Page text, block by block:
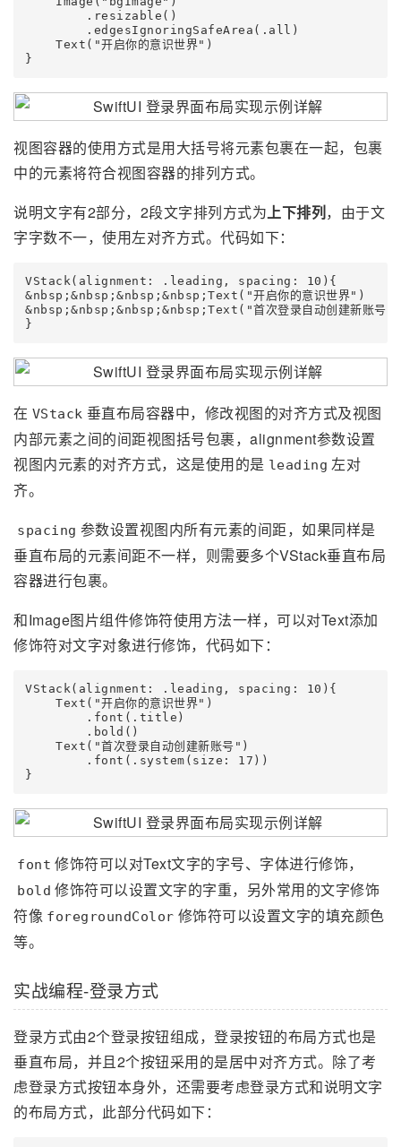
        .resizable()
        .edgesIgnoringSafeArea(.all)
    Text("开启你的意识世界")
视图容器的使用方式是用大括号将元素包裹在一起，包裹
中的元素将符合视图容器的排列方式。
说明文字有2部分，2段文字排列方式为上下排列，由于文
字字数不一，使用左对齐方式。代码如下：
VStack(alignment: .leading, spacing: 10){
&nbsp;&nbsp;&nbsp;&nbsp;Text("开启你的意识世界")
&nbsp;&nbsp;&nbsp;&nbsp;Text("首次登录自动创建新账号")
在 VStack 垂直布局容器中，修改视图的对齐方式及视图
内部元素之间的间距视图括号包裹，alignment参数设置
视图内元素的对齐方式，这是使用的是 leading 左对
齐。
spacing 参数设置视图内所有元素的间距，如果同样是
垂直布局的元素间距不一样，则需要多个VStack垂直布局
容器进行包裹。
和Image图片组件修饰符使用方法一样，可以对Text添加
修饰符对文字对象进行修饰，代码如下：
VStack(alignment: .leading, spacing: 10){
    Text("开启你的意识世界")
        .font(.title)
        .bold()
    Text("首次登录自动创建新账号")
        .font(.system(size: 17))
font 修饰符可以对Text文字的字号、字体进行修饰，
bold 修饰符可以设置文字的字重，另外常用的文字修饰
符像 foregroundColor 修饰符可以设置文字的填充颜色
等。
实战编程-登录方式
登录方式由2个登录按钮组成，登录按钮的布局方式也是
垂直布局，并且2个按钮采用的是居中对齐方式。除了考
虑登录方式按钮本身外，还需要考虑登录方式和说明文字
的布局方式，此部分代码如下：